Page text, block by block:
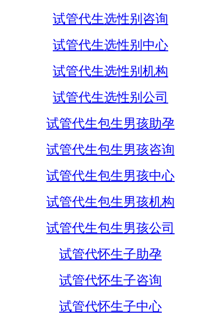
试管代生选性别咨询
试管代生选性别中心
试管代生选性别机构
试管代生选性别公司
试管代生包生男孩助孕
试管代生包生男孩咨询
试管代生包生男孩中心
试管代生包生男孩机构
试管代生包生男孩公司
试管代怀生子助孕
试管代怀生子咨询
试管代怀生子中心